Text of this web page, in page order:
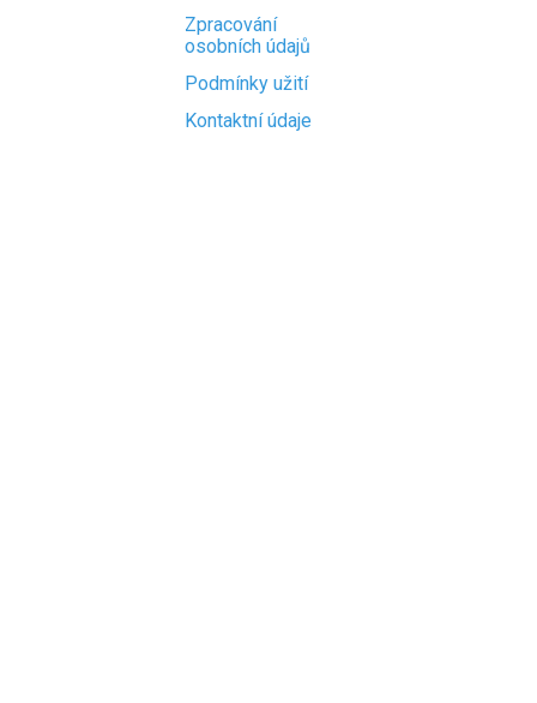
Zpracování
osobních údajů
Podmínky užití
Kontaktní údaje